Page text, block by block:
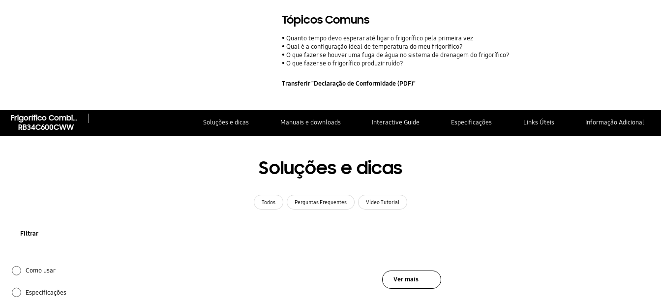
Tópicos Comuns
Quanto tempo devo esperar até ligar o frigorífico pela primeira vez
Qual é a configuração ideal de temperatura do meu frigorífico?
O que fazer se houver uma fuga de água no sistema de drenagem do frigorífico?
O que fazer se o frigorífico produzir ruído?
Transferir "Declaração de Conformidade (PDF)"
Frigorífico Combinado RB34C600CWW (No Frost - Wi-Fi - Alt. 1.85m - 344L - Branco)
RB34C600CWW
Soluções e dicas Manuais e downloads Interactive Guide Especificações Links Úteis Informação Adicional
Soluções e dicas
Todos Perguntas Frequentes Vídeo Tutorial
Filtrar
Como usar
Especificações
Ver mais